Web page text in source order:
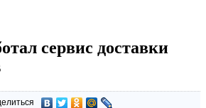
сервис доставки